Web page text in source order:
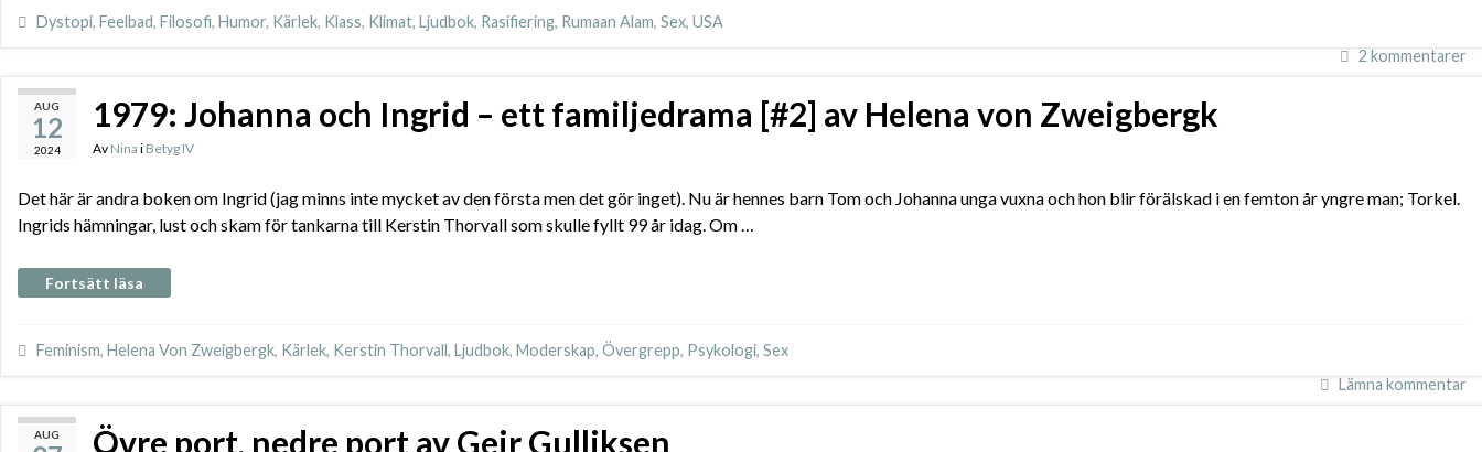
Dystopi, Feelbad, Filosofi, Humor, Kärlek, Klass, Klimat, Ljudbok, Rasifiering, Rumaan Alam, Sex, USA
2 kommentarer
AUG
12
2024
1979: Johanna och Ingrid – ett familjedrama [#2] av Helena von Zweigbergk
Av Nina i Betyg IV
Det här är andra boken om Ingrid (jag minns inte mycket av den första men det gör inget). Nu är hennes barn Tom och Johanna unga vuxna och hon blir förälskad i en femton år yngre man; Torkel.
Ingrids hämningar, lust och skam för tankarna till Kerstin Thorvall som skulle fyllt 99 år idag. Om …
Fortsätt läsa
Feminism, Helena Von Zweigbergk, Kärlek, Kerstin Thorvall, Ljudbok, Moderskap, Övergrepp, Psykologi, Sex
Lämna kommentar
AUG Övre port, nedre port av Geir Gulliksen